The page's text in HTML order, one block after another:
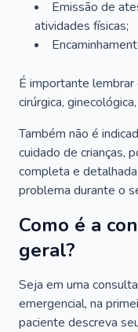
Emissão de
atividades físicas;
É importante lembrar
cirúrgica,
Também não é
cuidado de crianças,
completa e
problema durante o
Como é a
geral?
Seja em uma
emergencial, na
paciente descreva